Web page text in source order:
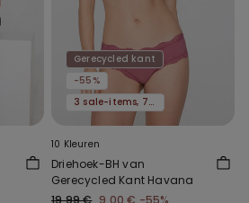
Gerecycled kant
-55%
3 sale-items, 70% korting
10 Kleuren
Driehoek-BH van
Gerecycled Kant Havana
19,99 € 9,00 € -55%